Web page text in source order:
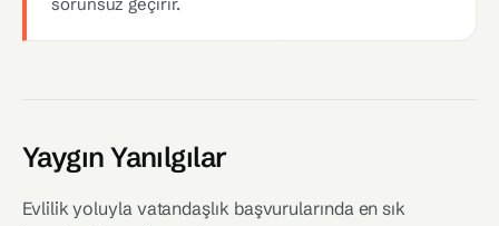
Yaygın Yanılgılar
Evlilik yoluyla vatandaşlık başvurularında en sık